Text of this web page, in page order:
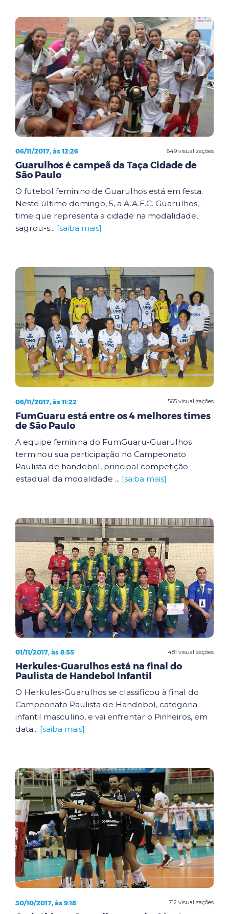
649 visualizações
06/11/2017, às 12:26
Guarulhos é campeã da Taça Cidade de
São Paulo
O futebol feminino de Guarulhos está em festa.
Neste último domingo, 5, a A.A.E.C. Guarulhos,
time que representa a cidade na modalidade,
sagrou-s... [saiba mais]
565 visualizações
06/11/2017, às 11:22
FumGuaru está entre os 4 melhores times
de São Paulo
A equipe feminina do FumGuaru-Guarulhos
terminou sua participação no Campeonato
Paulista de handebol, principal competição
estadual da modalidade ... [saiba mais]
481 visualizações
01/11/2017, às 8:55
Herkules-Guarulhos está na final do
Paulista de Handebol Infantil
O Herkules-Guarulhos se classificou à final do
Campeonato Paulista de Handebol, categoria
infantil masculino, e vai enfrentar o Pinheiros, em
data... [saiba mais]
712 visualizações
30/10/2017, às 9:18